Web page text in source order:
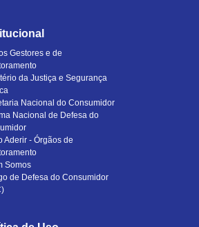
Gestores e de
da Justiça e Segurança
Nacional do Consumidor
Nacional de Defesa do
Aderir - Órgãos de
Somos
de Defesa do Consumidor